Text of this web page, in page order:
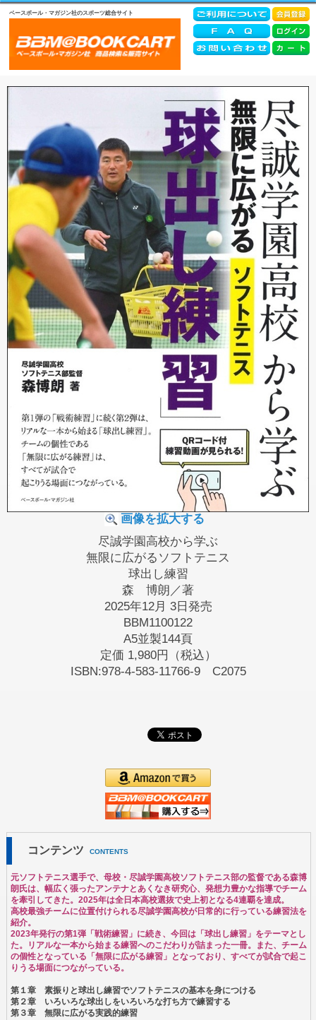
ベースボール・マガジン社のスポーツ総合サイト
画像を拡大する
尽誠学園高校から学ぶ
無限に広がるソフトテニス
球出し練習
森 博朗／著
2025年12月 3日発売
BBM1100122
A5並製144頁
定価 1,980円（税込）
ISBN:978-4-583-11766-9 C2075
コンテンツ CONTENTS
元ソフトテニス選手で、母校・尽誠学園高校ソフトテニス部の監督である森博
朗氏は、幅広く張ったアンテナとあくなき研究心、発想力豊かな指導でチーム
を牽引してきた。2025年は全日本高校選抜で史上初となる4連覇を達成。
高校最強チームに位置付けられる尽誠学園高校が日常的に行っている練習法を
紹介。
2023年発行の第1弾「戦術練習」に続き、今回は「球出し練習」をテーマとし
た。リアルな一本から始まる練習へのこだわりが詰まった一冊。また、チーム
の個性となっている「無限に広がる練習」となっており、すべてが試合で起こ
りうる場面につながっている。
第１章 素振りと球出し練習でソフトテニスの基本を身につける
第２章 いろいろな球出しをいろいろな打ち方で練習する
第３章 無限に広がる実践的練習